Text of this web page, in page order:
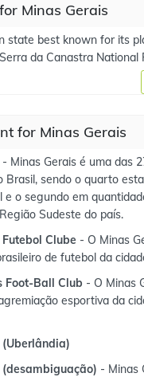
Minas Gerais
state best known for its
da Canastra National
for Minas Gerais
- Minas Gerais é uma das
Brasil, sendo o quarto
e o segundo em
Sudeste do país.
Clube - O Minas
de futebol da
Foot-Ball Club - O Minas
esportiva da
(Uberlândia)
(desambiguação) - Minas